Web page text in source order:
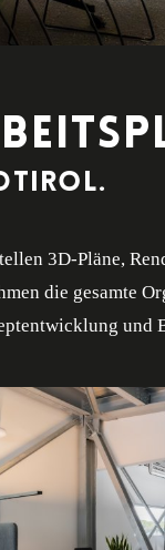
3D-Pläne,
die gesamte
und